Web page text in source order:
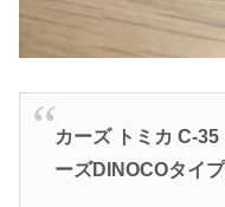
カーズ トミカ C-
ーズDINOCOタイ